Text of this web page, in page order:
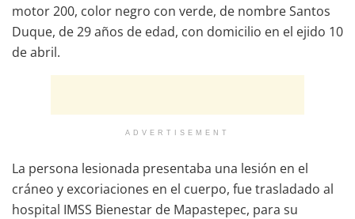
motor 200, color negro con verde, de nombre Santos
Duque, de 29 años de edad, con domicilio en el ejido 10
de abril.
ADVERTISEMENT
La persona lesionada presentaba una lesión en el
cráneo y excoriaciones en el cuerpo, fue trasladado al
hospital IMSS Bienestar de Mapastepec, para su